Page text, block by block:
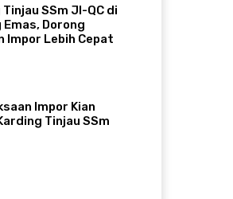
SSm JI-QC di
Emas, Dorong
Impor Lebih Cepat
Impor Kian
Tinjau SSm